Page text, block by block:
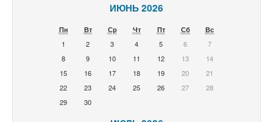
ИЮНЬ 2026
Пн Вт Ср Чт Пт Сб
Вс
1
2 3 4 5 6
7
8
9 10 11 12 13
14
15
16 17 18 19 20
21
22
23 24 25 26 27
28
29
30